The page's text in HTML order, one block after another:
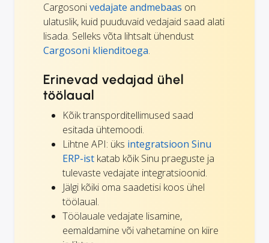
Cargosonivedajate andmebaas on
ulatuslik, kuid puuduvaid vedajaid saad alati
lisada. Selleks võta lihtsalt ühendust
Cargosoni klienditoega.
Erinevad vedajad ühel
töölaual
Kõik transporditellimused saad
esitada ühtemoodi.
Lihtne API: üks integratsioon Sinu
ERP-ist katab kõik Sinu praeguste ja
tulevaste vedajate integratsioonid.
Jälgi kõiki oma saadetisi koos ühel
töölaual.
Töölauale vedajate lisamine,
eemaldamine või vahetamine on kiire